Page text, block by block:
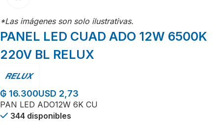
*Las imágenes son solo ilustrativas.
PANEL LED CUAD ADO 12W 6500K
220V BL RELUX
₲ 16.300USD 2,73
PAN LED ADO12W 6K CU
344 disponibles